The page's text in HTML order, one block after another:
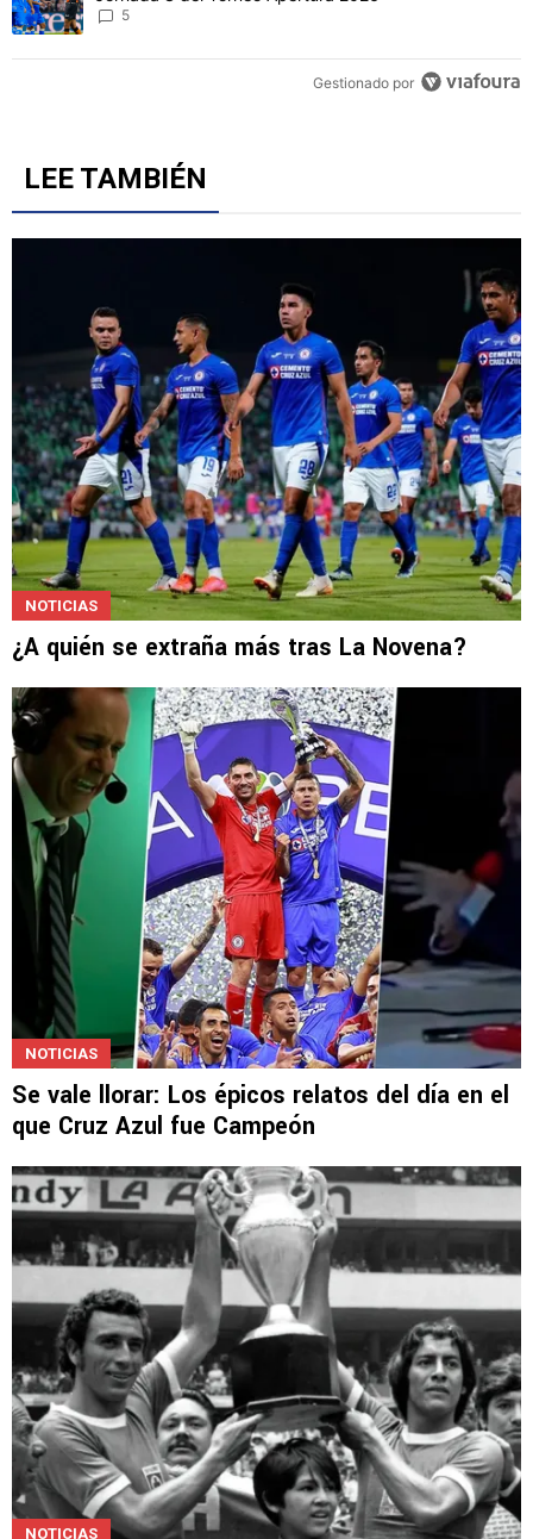
los pies en la tierra: "Hay cosas que corregir"
Un artículo de tendencia con el título "Cruz Azul 2-3 Atlante:
Cruz Azul 2-3 Atlante: goles, videos y resumen por la
NOTICIAS
¿A quién se extraña más tras La Novena?
Se vale llorar: Los épicos relatos del día en el
que Cruz Azul fue Campeón